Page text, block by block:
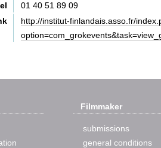
01 40 51 89 09
http://institut-finlandais.asso.fr/
Filmmaker
submissions
general conditions